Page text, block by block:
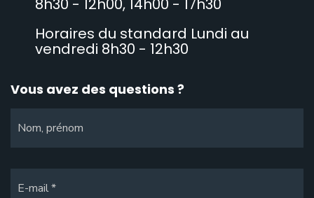
8h30 - 12h00, 14h00 - 17h30
Horaires du standard Lundi au
vendredi 8h30 - 12h30
Vous avez des questions ?
Nom, prénom
E-mail